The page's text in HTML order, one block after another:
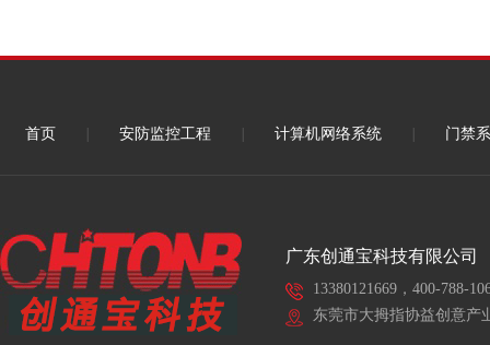
首页 安防监控工程 计算机网络系统 门禁
广东创通宝科技有限公司
13380121669，400-788-
东莞市大拇指协益创意产